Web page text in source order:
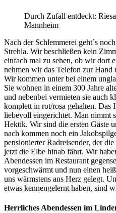
Durch Zufall entdeckt:
Mannheim
Nach der Schlemmerei geht´s
Strehla. Wir beschließen kein
einfach mal zu sehen, ob wir dort
nehmen wir das Telefon zur
Wir kommen unter bei einem
Sie wohnen in einem 300 Jahre
und nebenbei vermieten sie auch
komplett in rot/rosa gehalten. Das
liebevoll eingerichtet. Man nimmt
Hektik. Wir sind die ersten Gäste
nach kommen noch ein
pensionierter Radreisender, der
jetzt die Elbe hinab fährt. Wir
Abendessen im Restaurant
vorgeschwärmt und nun einen
uns wärmstens ans Herz gelegt.
etwas kennengelernt haben, sind
Herrliches Abendessen im